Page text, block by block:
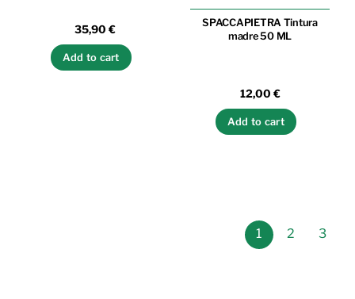
35,90 €
Add to cart
SPACCAPIETRA Tintura
madre 50 ML
12,00 €
Add to cart
1 2 3